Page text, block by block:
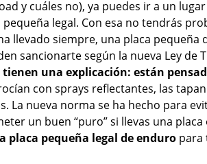
y cuáles no), ya puedes ir a un
legal. Con esa no tendrás
llevado siempre, una placa pequeña
sancionarte según la nueva Ley de
una explicación: están
con sprays reflectantes, las
La nueva norma se ha hecho para
un buen “puro” si llevas una
placa pequeña legal de enduro para